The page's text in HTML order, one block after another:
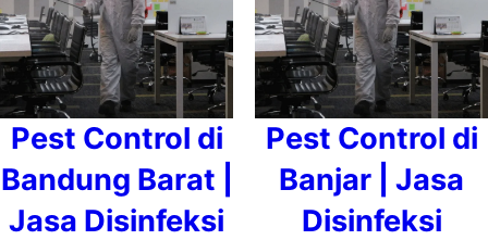
Pest Control di
Bandung Barat |
Jasa Disinfeksi
Pest Control di
Banjar | Jasa
Disinfeksi